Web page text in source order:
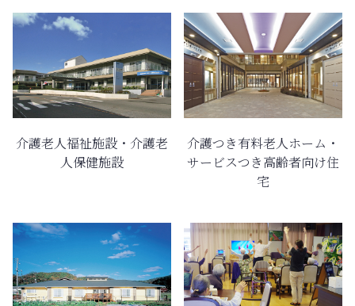
介護老人福祉施設・介護老
人保健施設
介護つき有料老人ホーム・
サービスつき高齢者向け住
宅